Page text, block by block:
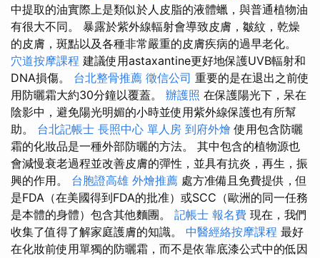
中提取的油實際上是類似於人皮脂的液體蠟，與普通植物油
有很大不同。 暴露於紫外線輻射會導致皮膚，皺紋，乾燥
的皮膚，斑點以及各種非常嚴重的皮膚疾病的過早老化。
穴道按摩課程 建議使用astaxantine更好地保護UVB輻射和
DNA損傷。 台北整骨推薦 徵信公司 重要的是在退出之前使
用防曬霜大約30分鐘以覆蓋。 辦護照 在保護陽光下，呆在
陰影中，避免陽光明媚的小時並使用紫外線保護也有所幫
助。 台北記帳士 長照中心 單人房 到府外燴 使用包含防曬
霜的化妝品是一種外部防曬的方法。 其中包含的植物源也
會減慢衰老過程並改善皮膚的彈性，並具有抗炎，再生，振
興的作用。 台胞證高雄 外燴推薦 處方准備且免費提供，但
是FDA（在美國得到FDA的批准）或SCC（歐洲的同一任務
是本體的身體）包含其他麵團。 記帳士 報名費 現在，我們
收集了值得了解家庭護膚的知識。 中醫經絡按摩課程 最好
在化妝前使用單獨的防曬霜，而不是依靠底漆公式中的低因